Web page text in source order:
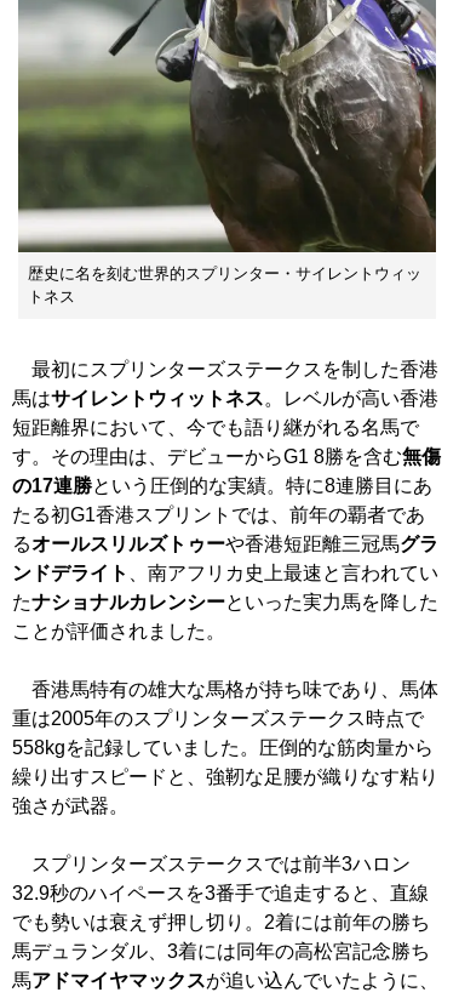
歴史に名を刻む世界的スプリンター・サイレントウィッ
トネス
最初にスプリンターズステークスを制した香港
馬はサイレントウィットネス。レベルが高い香港
短距離界において、今でも語り継がれる名馬で
す。その理由は、デビューからG1 8勝を含む無傷
の17連勝という圧倒的な実績。特に8連勝目にあ
たる初G1香港スプリントでは、前年の覇者であ
るオールスリルズトゥーや香港短距離三冠馬グラ
ンドデライト
、南アフリカ史上最速と言われてい
たナショナルカレンシーといった実力馬を降した
ことが評価されました。
香港馬特有の雄大な馬格が持ち味であり、馬体
重は2005年のスプリンターズステークス時点で
558kgを記録していました。圧倒的な筋肉量から
繰り出すスピードと、強靭な足腰が織りなす粘り
強さが武器。
スプリンターズステークスでは前半3ハロン
32.9秒のハイペースを3番手で追走すると、直線
でも勢いは衰えず押し切り。2着には前年の勝ち
馬デュランダル、3着には同年の高松宮記念勝ち
馬アドマイヤマックスが追い込んでいたように、